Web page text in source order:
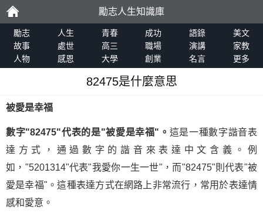
勵
志
勵志人生知識庫
勵志 人生 青春 成功 語錄
美文
故事
處世 高三 職場 演講
家教
人物
感恩 大學 創業 名言 更多
82475是什麼意思
被愛是幸福
數字"82475"代表的是"被愛是幸福"。 這是一種數字諧音表
達方式，通過數字的諧音來表達中文含義。例
如，"5201314"代表"我愛你一生一世"，而"82475"則代表"被
愛是幸福"。這種表達方式在網路上非常流行，常用於表達情
感和愛意。